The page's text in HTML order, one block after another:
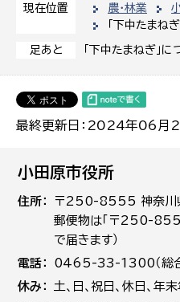
現在位置
農・林業
「下中たまね
足あと 「下中たまねぎ」に
最終更新日：2024年06月
小田原市役所
住所
〒250-8555 神奈川
郵便物は「〒250-
で届きます）
電話
0465-33-1300（総合
休み
土､日､祝日、休日、